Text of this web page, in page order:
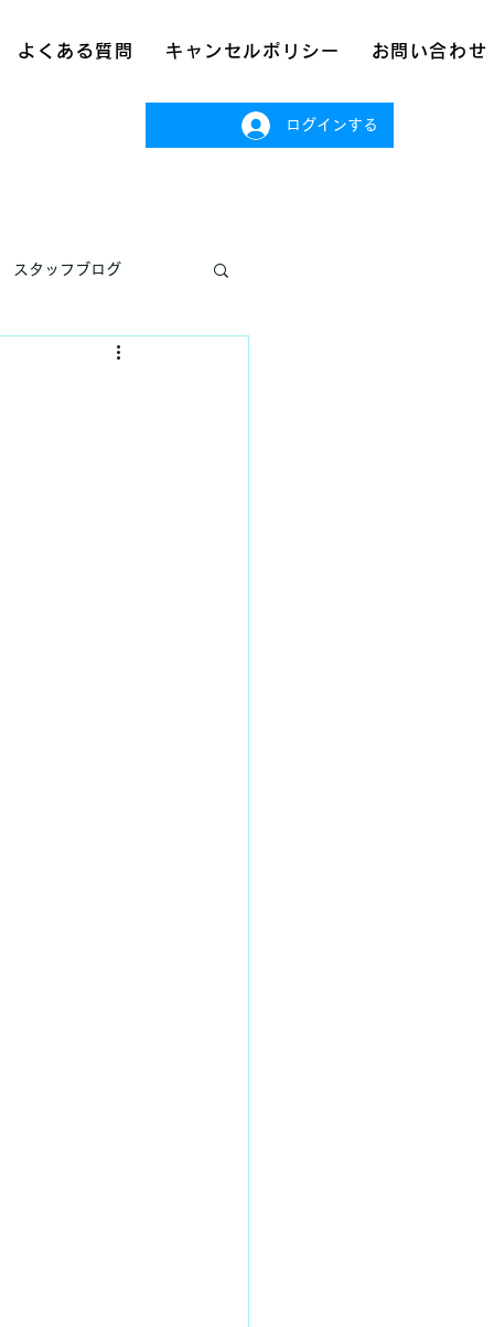
よくある質問 キャンセルポリシー お問い合わせ
ログインする
スタッフブログ